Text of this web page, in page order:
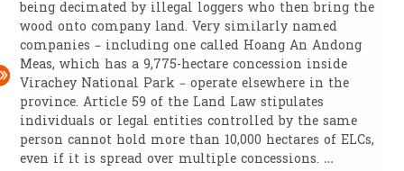
being decimated by illegal loggers who then bring the
wood onto company land. Very similarly named
companies – including one called Hoang An Andong
Meas, which has a 9,775-hectare concession inside
Virachey National Park – operate elsewhere in the
province. Article 59 of the Land Law stipulates
individuals or legal entities controlled by the same
person cannot hold more than 10,000 hectares of ELCs,
even if it is spread over multiple concessions. …